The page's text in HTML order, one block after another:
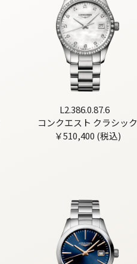
L2.386.0.87.6
コンクエスト クラシック
￥510,400 (税込)